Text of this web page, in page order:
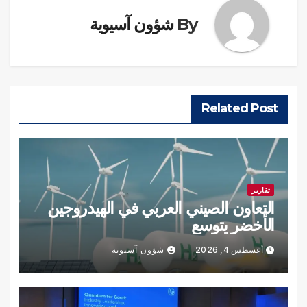
By شؤون آسيوية
Related Post
تقارير
التعاون الصيني العربي في الهيدروجين
الأخضر يتوسع
أغسطس 4, 2026 شؤون آسيوية